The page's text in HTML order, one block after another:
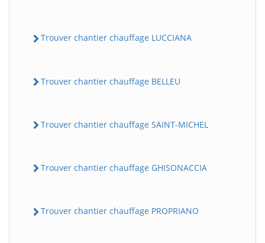
Trouver chantier chauffage LUCCIANA
Trouver chantier chauffage BELLEU
Trouver chantier chauffage SAINT-MICHEL
Trouver chantier chauffage GHISONACCIA
Trouver chantier chauffage PROPRIANO